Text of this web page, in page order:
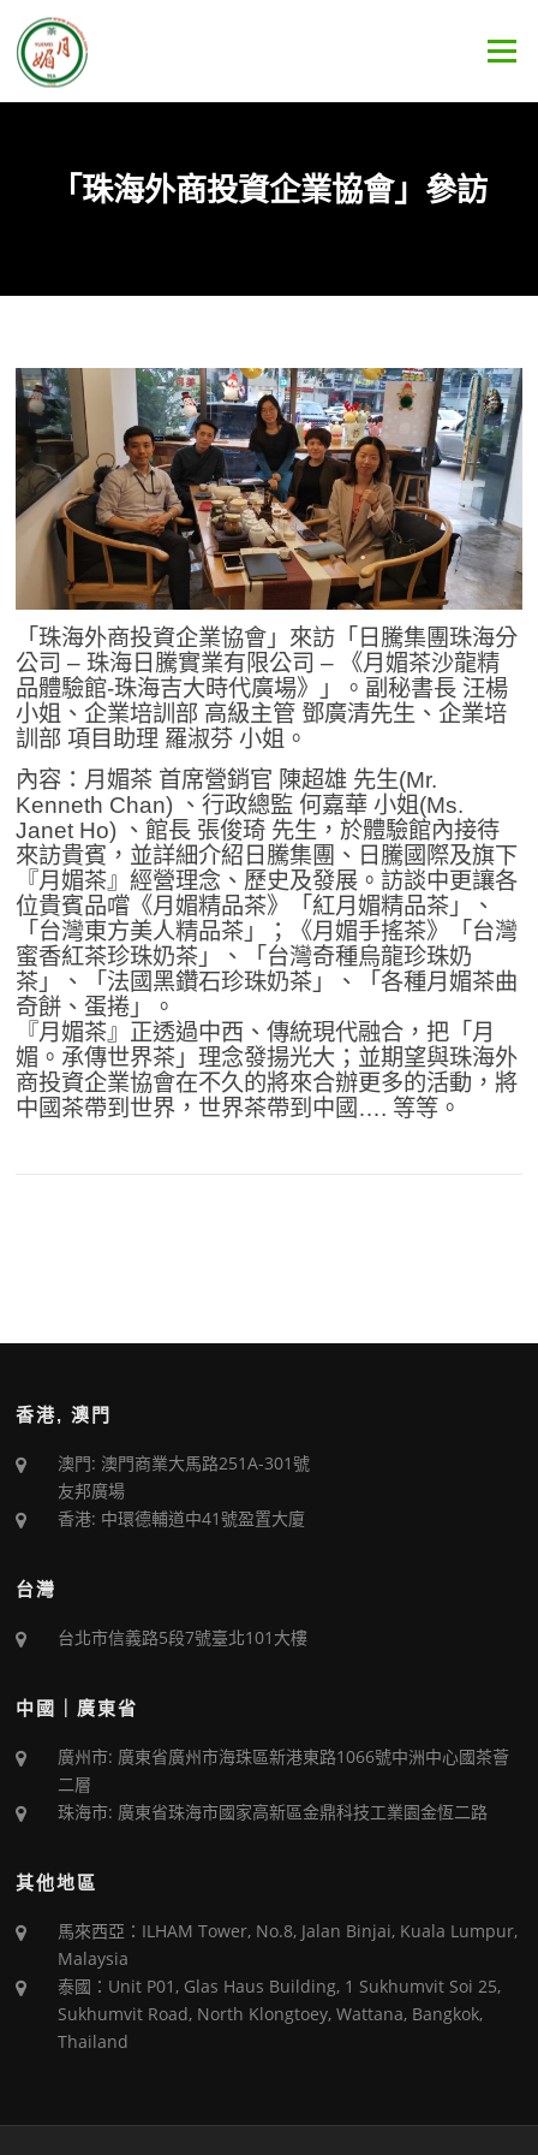
content
Menu
「珠海外商投資企業協會」參訪
「珠海外商投資企業協會」來訪「日騰集團珠海分
公司 – 珠海日騰實業有限公司 – 《月媚茶沙龍精
品體驗館-珠海吉大時代廣場》」。副秘書長 汪楊
小姐、企業培訓部 高級主管 鄧廣清先生、企業培
訓部 項目助理 羅淑芬 小姐。
內容：月媚茶 首席營銷官 陳超雄 先生(Mr.
Kenneth Chan) 、行政總監 何嘉華 小姐(Ms.
Janet Ho) 、館長 張俊琦 先生，於體驗館內接待
來訪貴賓，並詳細介紹日騰集團、日騰國際及旗下
『月媚茶』經營理念、歷史及發展。訪談中更讓各
位貴賓品嚐《月媚精品茶》「紅月媚精品茶」、
「台灣東方美人精品茶」；《月媚手搖茶》「台灣
蜜香紅茶珍珠奶茶」、「台灣奇種烏龍珍珠奶
茶」、「法國黑鑽石珍珠奶茶」、「各種月媚茶曲
奇餅、蛋捲」。
『月媚茶』正透過中西、傳統現代融合，把「月
媚。承傳世界茶」理念發揚光大；並期望與珠海外
商投資企業協會在不久的將來合辦更多的活動，將
中國茶帶到世界，世界茶帶到中國…. 等等。
香港, 澳門
澳門: 澳門商業大馬路251A-301號
友邦廣場
香港: 中環德輔道中41號盈置大廈
台灣
台北市信義路5段7號臺北101大樓
中國｜廣東省
廣州市: 廣東省廣州市海珠區新港東路1066號中洲中心國茶薈
二層
珠海市: 廣東省珠海市國家高新區金鼎科技工業園金恆二路
其他地區
馬來西亞：ILHAM Tower, No.8, Jalan Binjai, Kuala Lumpur,
Malaysia
泰國：Unit P01, Glas Haus Building, 1 Sukhumvit Soi 25,
Sukhumvit Road, North Klongtoey, Wattana, Bangkok,
Thailand